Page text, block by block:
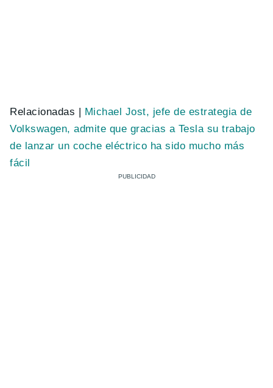
Relacionadas | Michael Jost, jefe de estrategia de
Volkswagen, admite que gracias a Tesla su trabajo
de lanzar un coche eléctrico ha sido mucho más
fácil